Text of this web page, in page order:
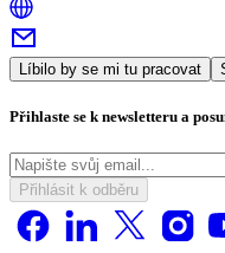
Líbilo by se mi tu pracovat
Přihlaste se k newsletteru a
Přihlásit k odběru